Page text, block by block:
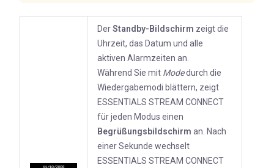
DerStandby-Bildschirm zeigt die
Uhrzeit, das Datum und alle
aktiven Alarmzeiten an.
Während Sie mit Modedurch die
Wiedergabemodi blättern, zeigt
ESSENTIALS STREAM CONNECT
für jeden Modus einen
Begrüßungsbildschirm an. Nach
einer Sekunde wechselt
ESSENTIALS STREAM CONNECT